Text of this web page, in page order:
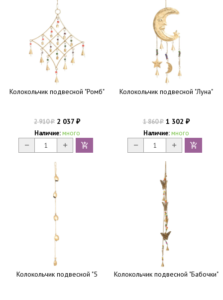
Колокольчик подвесной "Ромб"
2 910₽ 2 037 ₽
Наличие: много
Колокольчик подвесной "Луна"
1 860₽1 302 ₽
Наличие: много
Колокольчик подвесной "5 Колокольчик подвесной "Бабочки"